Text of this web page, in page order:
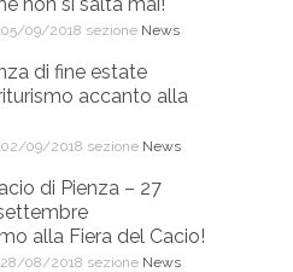
09/2018 sezione News
di fine estate
accanto alla
09/2018 sezione News
di Pienza – 27
alla Fiera del Cacio!
08/2018 sezione News